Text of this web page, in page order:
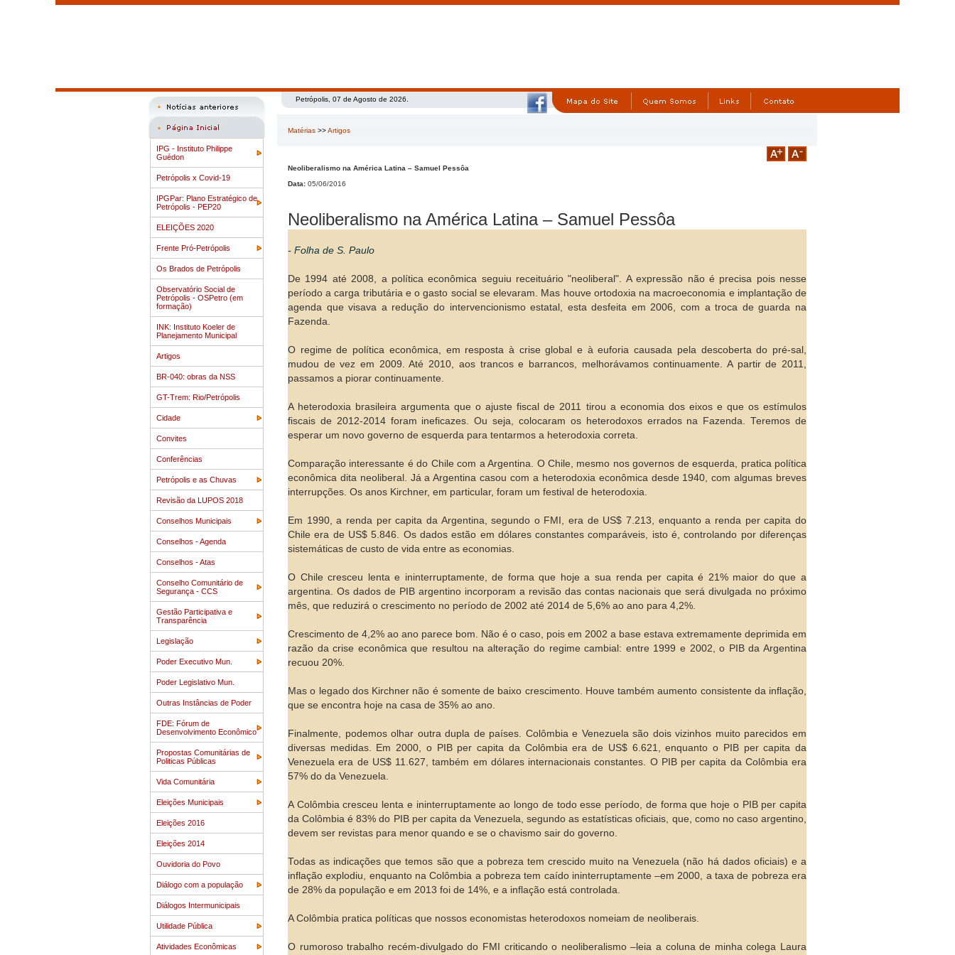
IPG - Instituto Philippe
Guédon
Petrópolis x Covid-19
IPGPar: Plano Estratégico de
Petrópolis - PEP20
ELEIÇÕES 2020
Frente Pró-Petrópolis
Os Brados de Petrópolis
Observatório Social de
Petrópolis - OSPetro (em
formação)
INK: Instituto Koeler de
Planejamento Municipal
Artigos
BR-040: obras da NSS
GT-Trem: Rio/Petrópolis
Cidade
Convites
Conferências
Petrópolis e as Chuvas
Revisão da LUPOS 2018
Conselhos Municipais
Conselhos - Agenda
Conselhos - Atas
Conselho Comunitário de
Segurança - CCS
Gestão Participativa e
Transparência
Legislação
Poder Executivo Mun.
Poder Legislativo Mun.
Outras Instâncias de Poder
FDE: Fórum de
Desenvolvimento Econômico
Propostas Comunitárias de
Politicas Públicas
Vida Comunitária
Eleições Municipais
Eleições 2016
Eleições 2014
Ouvidoria do Povo
Diálogo com a população
Diálogos Intermunicipais
Utilidade Pública
Atividades Econômicas
Petrópolis, 07 de Agosto de 2026.
Matérias >>Artigos
Neoliberalismo na América Latina – Samuel Pessôa
Data: 05/06/2016
Neoliberalismo na América Latina – Samuel Pessôa
- Folha de S. Paulo
De 1994 até 2008, a política econômica seguiu receituário "neoliberal". A expressão não é precisa pois nesse
período a carga tributária e o gasto social se elevaram. Mas houve ortodoxia na macroeconomia e implantação de
agenda que visava a redução do intervencionismo estatal, esta desfeita em 2006, com a troca de guarda na
Fazenda.
O regime de política econômica, em resposta à crise global e à euforia causada pela descoberta do pré-sal,
mudou de vez em 2009. Até 2010, aos trancos e barrancos, melhorávamos continuamente. A partir de 2011,
passamos a piorar continuamente.
A heterodoxia brasileira argumenta que o ajuste fiscal de 2011 tirou a economia dos eixos e que os estímulos
fiscais de 2012-2014 foram ineficazes. Ou seja, colocaram os heterodoxos errados na Fazenda. Teremos de
esperar um novo governo de esquerda para tentarmos a heterodoxia correta.
Comparação interessante é do Chile com a Argentina. O Chile, mesmo nos governos de esquerda, pratica política
econômica dita neoliberal. Já a Argentina casou com a heterodoxia econômica desde 1940, com algumas breves
interrupções. Os anos Kirchner, em particular, foram um festival de heterodoxia.
Em 1990, a renda per capita da Argentina, segundo o FMI, era de US$ 7.213, enquanto a renda per capita do
Chile era de US$ 5.846. Os dados estão em dólares constantes comparáveis, isto é, controlando por diferenças
sistemáticas de custo de vida entre as economias.
O Chile cresceu lenta e ininterruptamente, de forma que hoje a sua renda per capita é 21% maior do que a
argentina. Os dados de PIB argentino incorporam a revisão das contas nacionais que será divulgada no próximo
mês, que reduzirá o crescimento no período de 2002 até 2014 de 5,6% ao ano para 4,2%.
Crescimento de 4,2% ao ano parece bom. Não é o caso, pois em 2002 a base estava extremamente deprimida em
razão da crise econômica que resultou na alteração do regime cambial: entre 1999 e 2002, o PIB da Argentina
recuou 20%.
Mas o legado dos Kirchner não é somente de baixo crescimento. Houve também aumento consistente da inflação,
que se encontra hoje na casa de 35% ao ano.
Finalmente, podemos olhar outra dupla de países. Colômbia e Venezuela são dois vizinhos muito parecidos em
diversas medidas. Em 2000, o PIB per capita da Colômbia era de US$ 6.621, enquanto o PIB per capita da
Venezuela era de US$ 11.627, também em dólares internacionais constantes. O PIB per capita da Colômbia era
57% do da Venezuela.
A Colômbia cresceu lenta e ininterruptamente ao longo de todo esse período, de forma que hoje o PIB per capita
da Colômbia é 83% do PIB per capita da Venezuela, segundo as estatísticas oficiais, que, como no caso argentino,
devem ser revistas para menor quando e se o chavismo sair do governo.
Todas as indicações que temos são que a pobreza tem crescido muito na Venezuela (não há dados oficiais) e a
inflação explodiu, enquanto na Colômbia a pobreza tem caído ininterruptamente –em 2000, a taxa de pobreza era
de 28% da população e em 2013 foi de 14%, e a inflação está controlada.
A Colômbia pratica políticas que nossos economistas heterodoxos nomeiam de neoliberais.
O rumoroso trabalho recém-divulgado do FMI criticando o neoliberalismo –leia a coluna de minha colega Laura